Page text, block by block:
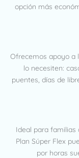
opción más
Ofrecemos apoyo a
lo necesiten:
puentes, días de
Ideal para familias
Plan Súper Flex
por horas